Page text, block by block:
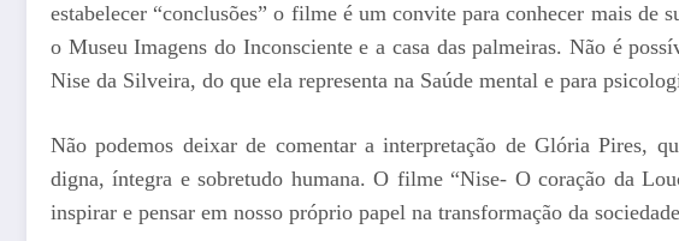
estabelecer “conclusões” o filme é um convite para conhecer mais de
o Museu Imagens do Inconsciente e a casa das palmeiras. Não é
Nise da Silveira, do que ela representa na Saúde mental e para
Não podemos deixar de comentar a interpretação de Glória Pires,
digna, íntegra e sobretudo humana. O filme “Nise- O coração da
inspirar e pensar em nosso próprio papel na transformação da